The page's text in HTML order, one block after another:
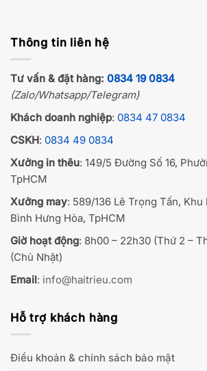
Thông tin liên hệ
Tư vấn & đặt hàng: 0834 19 0834
(Zalo/Whatsapp/Telegram)
Khách doanh nghiệp: 0834 47 0834
CSKH: 0834 49 0834
Xưởng in thêu: 149/5 Đường Số 16,
TpHCM
Xưởng may: 589/136 Lê Trọng Tấn, Khu
Bình Hưng Hòa, TpHCM
Giờ hoạt động: 8h00 – 22h30 (Thứ 2 –
(Chủ Nhật)
Email: info@haitrieu.com
Hỗ trợ khách hàng
Điều khoản & chính sách bảo mật